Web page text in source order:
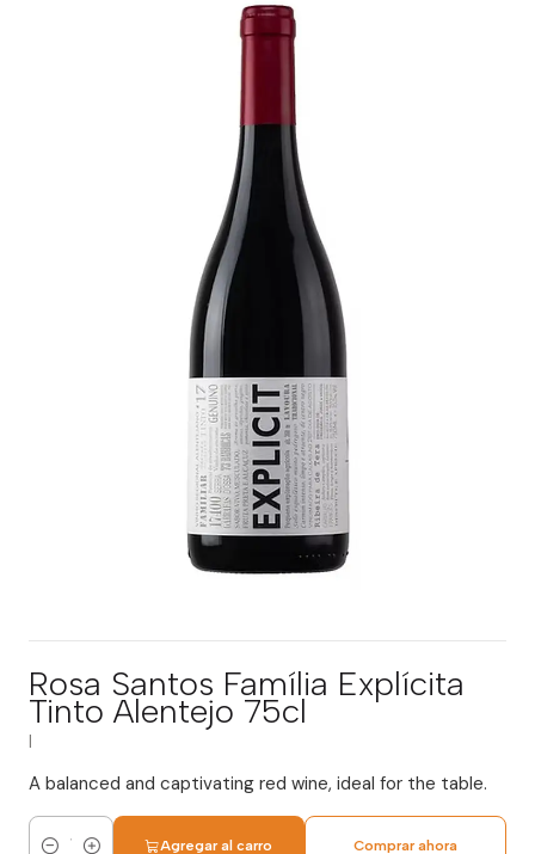
Rosa Santos Família Explícita
Tinto Alentejo 75cl
A balanced and captivating red wine, ideal for the table.
Agregar al carro Comprar ahora